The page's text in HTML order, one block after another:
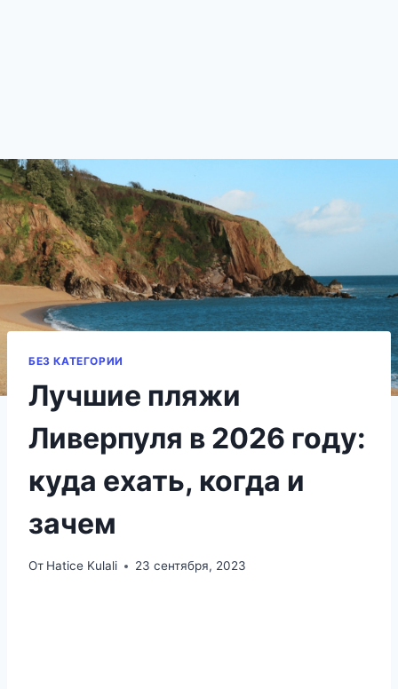
БЕЗ КАТЕГОРИИ
Лучшие пляжи
Ливерпуля в 2026 году:
куда ехать, когда и
зачем
От Hatice Kulali 23 сентября, 2023